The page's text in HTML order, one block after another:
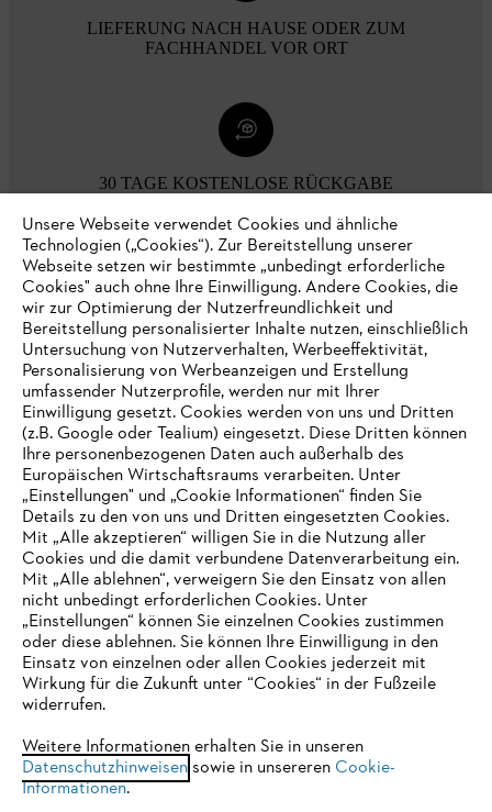
LIEFERUNG NACH HAUSE ODER ZUM
FACHHANDEL VOR ORT
30 TAGE KOSTENLOSE RÜCKGABE
Zahlungsmöglichkeiten
Unternehmen
Online Shop
Service
Allgemeine Geschäftsbedingungen
IHR BROWSER WIRD NICHT
UNTERSTÜTZT
eine optimale Nutzung unserer Seite empfehlen wir Ihnen, zu
einem der folgenden Browser zu wechseln:
Unsere Webseite verwendet Cookies und ähnliche
Technologien („Cookies“). Zur Bereitstellung unserer
Webseite setzen wir bestimmte „unbedingt erforderliche
Cookies" auch ohne Ihre Einwilligung. Andere Cookies, die
wir zur Optimierung der Nutzerfreundlichkeit und
Bereitstellung personalisierter Inhalte nutzen, einschließlich
Untersuchung von Nutzerverhalten, Werbeeffektivität,
Personalisierung von Werbeanzeigen und Erstellung
umfassender Nutzerprofile, werden nur mit Ihrer
Einwilligung gesetzt. Cookies werden von uns und Dritten
(z.B. Google oder Tealium) eingesetzt. Diese Dritten können
Ihre personenbezogenen Daten auch außerhalb des
Europäischen Wirtschaftsraums verarbeiten. Unter
„Einstellungen" und „Cookie Informationen“ finden Sie
Details zu den von uns und Dritten eingesetzten Cookies.
Mit „Alle akzeptieren“ willigen Sie in die Nutzung aller
Cookies und die damit verbundene Datenverarbeitung ein.
Mit „Alle ablehnen“, verweigern Sie den Einsatz von allen
nicht unbedingt erforderlichen Cookies. Unter
„Einstellungen“ können Sie einzelnen Cookies zustimmen
oder diese ablehnen. Sie können Ihre Einwilligung in den
Einsatz von einzelnen oder allen Cookies jederzeit mit
Wirkung für die Zukunft unter “Cookies“ in der Fußzeile
widerrufen.
Weitere Informationen erhalten Sie in unseren
Datenschutzhinweisensowie in unsereren Cookie-
Informationen.